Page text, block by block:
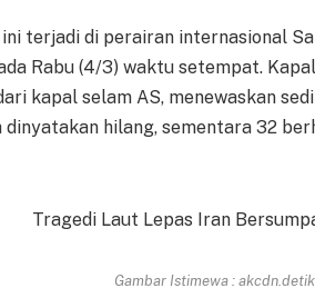
terjadi di perairan internasional
Rabu (4/3) waktu setempat.
kapal selam AS, menewaskan
dinyatakan hilang, sementara 32
Gambar Istimewa :